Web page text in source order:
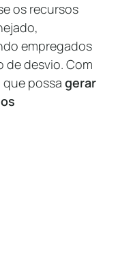
os recursos
empregados
de desvio. Com
possa gerar